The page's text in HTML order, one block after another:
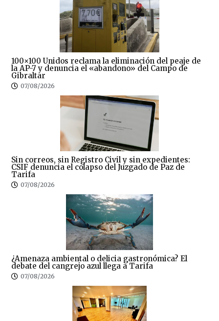
100×100 Unidos reclama la eliminación del peaje de
la AP-7 y denuncia el «abandono» del Campo de
Gibraltar
07/08/2026
Sin correos, sin Registro Civil y sin expedientes:
CSIF denuncia el colapso del Juzgado de Paz de
Tarifa
07/08/2026
¿Amenaza ambiental o delicia gastronómica? El
debate del cangrejo azul llega a Tarifa
07/08/2026